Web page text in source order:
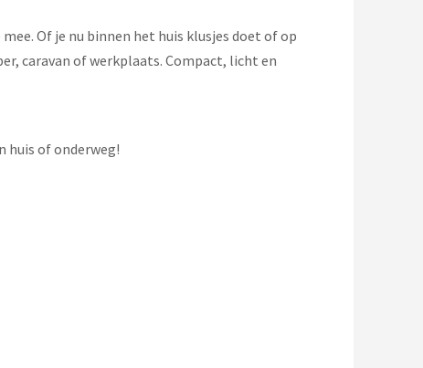
Of je nu binnen het huis klusjes doet of op
caravan of werkplaats. Compact, licht en
huis of onderweg!